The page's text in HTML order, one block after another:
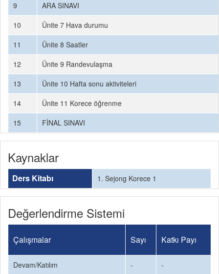
9
ARA SINAVI
10
Ünite 7 Hava durumu
11
Ünite 8 Saatler
12
Ünite 9 Randevulaşma
13
Ünite 10 Hafta sonu aktiviteleri
14
Ünite 11 Korece öğrenme
15
FİNAL SINAVI
Kaynaklar
Ders Kitabı 1. Sejong Korece 1
Değerlendirme Sistemi
Çalışmalar Sayı Katkı Payı
Devam/Katılım -
-